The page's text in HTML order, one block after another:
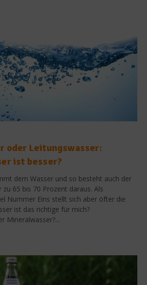
oder Leitungswasser:
ist besser?
dem Wasser und so besteht auch der
zu 65 bis 70 Prozent daraus. Als
Nummer Eins stellt sich aber öfter die
ist das richtige für mich?
Mineralwasser?...